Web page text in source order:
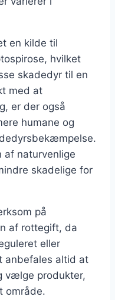
en kilde til
hvilket
skadedyr til en
med at
er der også
humane og
af naturvenlige
skadelige for
på
af rottegift, da
eller
anbefales altid at
vælge produkter,
område.